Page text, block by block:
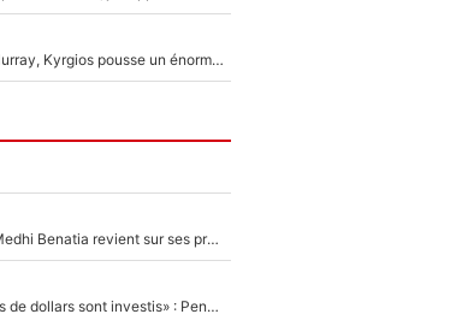
Victime de racisme contre Murray, Kyrgios pousse un énorme coup de gueule !
«Ç'a a été mal interprêté» : Medhi Benatia revient sur ses propos dans The Bridge et précise ses conditions pour rejoindre le PSG !
«Des milliards et des milliards de dollars sont investis» : Pendant que l'OM est en pleine crise financière, Frank McCourt lance un nouveau projet à 260M€ !